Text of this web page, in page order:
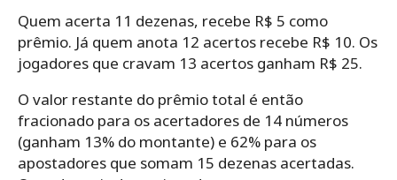
Quem acerta 11 dezenas, recebe R$ 5 como
prêmio. Já quem anota 12 acertos recebe R$ 10. Os
jogadores que cravam 13 acertos ganham R$ 25.
O valor restante do prêmio total é então
fracionado para os acertadores de 14 números
(ganham 13% do montante) e 62% para os
apostadores que somam 15 dezenas acertadas.